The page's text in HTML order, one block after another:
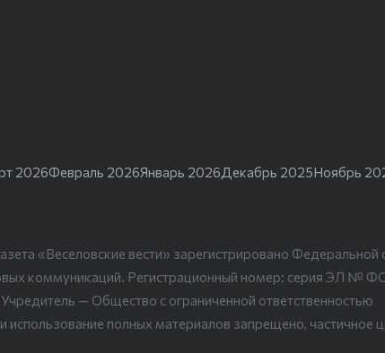
2026Февраль 2026Январь 2026 Декабрь 2025Ноябрь
«Веселовские вести» зарегистрировано Федеральной
коммуникаций. Регистрационный номер: серия ЭЛ №
— Общество с ограниченной ответственностью
полных материалов запрещено, частичное